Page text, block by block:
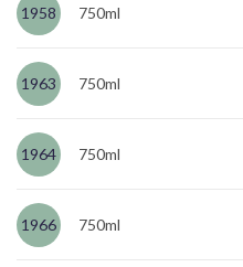
1958 750ml
1963 750ml
1964 750ml
1966 750ml